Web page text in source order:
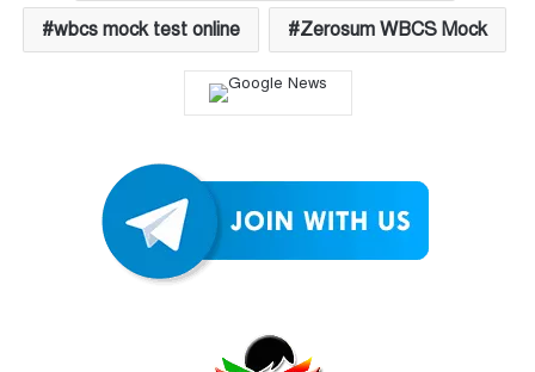
wbcs mock test online Zerosum WBCS Mock